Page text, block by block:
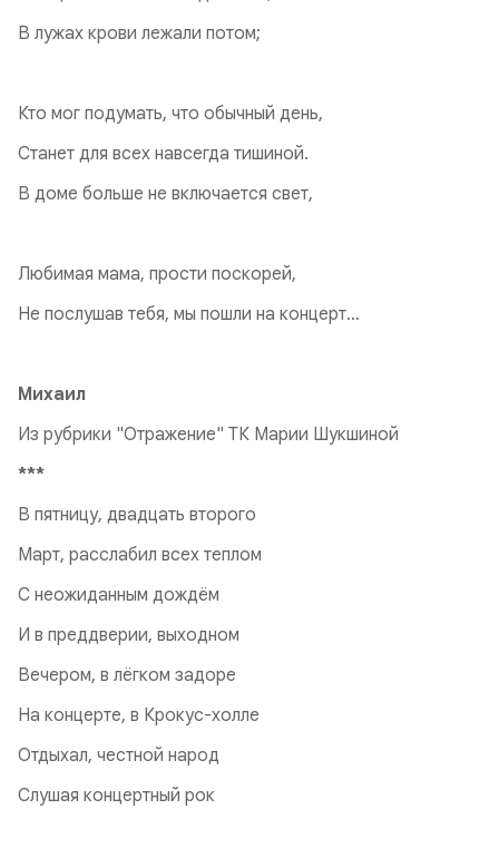
В лужах крови лежали потом;
Кто мог подумать, что обычный день,
Станет для всех навсегда тишиной.
В доме больше не включается свет,
Любимая мама, прости поскорей,
Не послушав тебя, мы пошли на концерт…
Михаил
Из рубрики "Отражение" ТК Марии Шукшиной
***
В пятницу, двадцать второго
Март, расслабил всех теплом
С неожиданным дождём
И в преддверии, выходном
Вечером, в лёгком задоре
На концерте, в Крокус-холле
Отдыхал, честной народ
Слушая концертный рок